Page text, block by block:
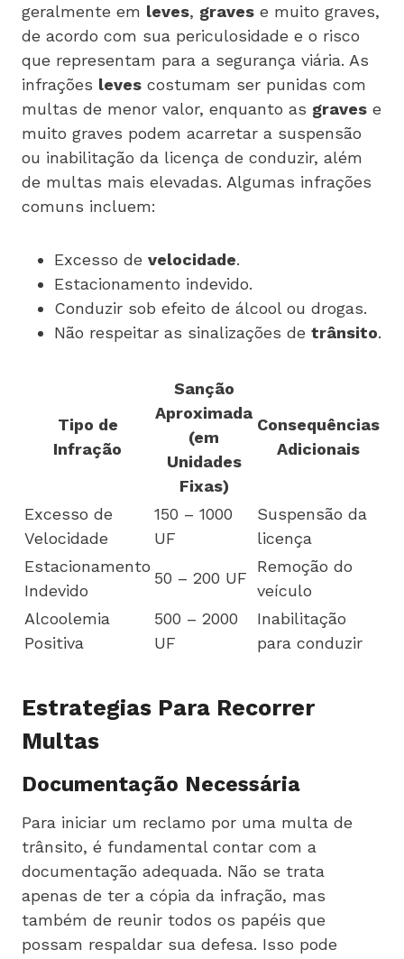
geralmente em leves, graves e muito graves,
de acordo com sua periculosidade e o risco
que representam para a segurança viária. As
infrações leves costumam ser punidas com
multas de menor valor, enquanto as graves e
muito graves podem acarretar a suspensão
ou inabilitação da licença de conduzir, além
de multas mais elevadas. Algumas infrações
comuns incluem:
Excesso de velocidade.
Estacionamento indevido.
Conduzir sob efeito de álcool ou drogas.
Não respeitar as sinalizações de trânsito.
Tipo de
Infração
Sanção
Aproximada
(em
Unidades
Fixas)
Consequências
Adicionais
Excesso de
Velocidade
150 – 1000
UF
Suspensão da
licença
Estacionamento
Indevido
50 – 200 UF
Remoção do
veículo
Alcoolemia
Positiva
500 – 2000
UF
Inabilitação
para conduzir
Estrategias Para Recorrer
Multas
Documentação Necessária
Para iniciar um reclamo por uma multa de
trânsito, é fundamental contar com a
documentação adequada. Não se trata
apenas de ter a cópia da infração, mas
também de reunir todos os papéis que
possam respaldar sua defesa. Isso pode